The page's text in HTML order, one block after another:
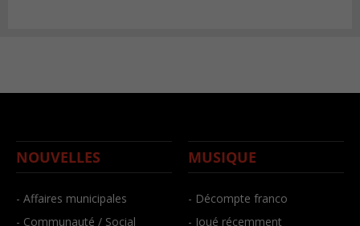
NOUVELLES
- Affaires municipales
- Communauté / Social
MUSIQUE
- Décompte franco
- Joué récemment